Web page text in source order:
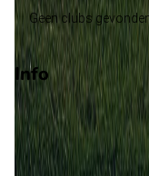
Geen clubs
Info
Op 4 juni 2026 gaat
wordt afgetrapt om
Vriendschappelijke
Stadion: Azadi Stadium